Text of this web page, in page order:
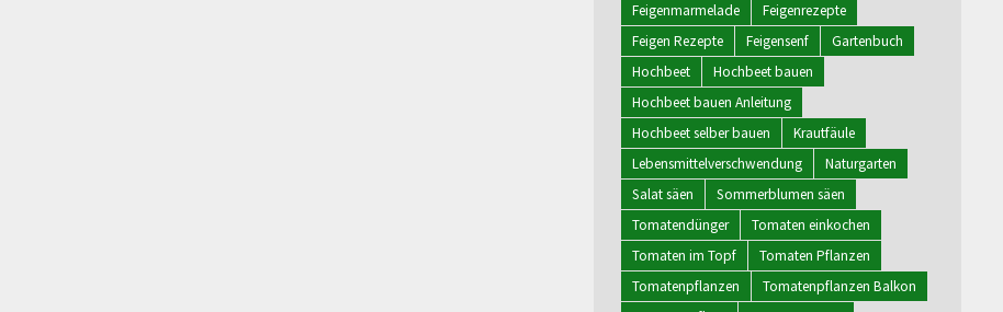
Feigenmarmelade
Feigenrezepte
Feigen Rezepte
Feigensenf
Gartenbuch
Hochbeet
Hochbeet bauen
Hochbeet bauen Anleitung
Hochbeet selber bauen
Krautfäule
Lebensmittelverschwendung
Naturgarten
Salat säen
Sommerblumen säen
Tomatendünger
Tomaten einkochen
Tomaten im Topf
Tomaten Pflanzen
Tomatenpflanzen
Tomatenpflanzen Balkon